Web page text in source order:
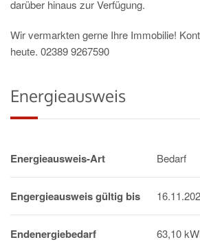
darüber hinaus zur Verfügung.
Wir vermarkten gerne Ihre Immobilie!
heute. 02389 9267590
Energieausweis
Energieausweis-Art Bedarf
Engergieausweis gültig bis
Endenergiebedarf 63,10